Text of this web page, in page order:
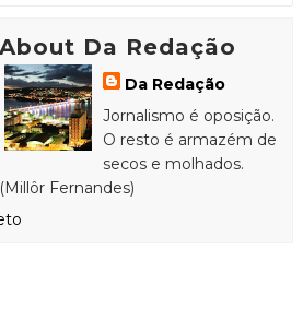
About Da Redação
Da Redação
Jornalismo é oposição.
O resto é armazém de
secos e molhados.
(Millôr Fernandes)